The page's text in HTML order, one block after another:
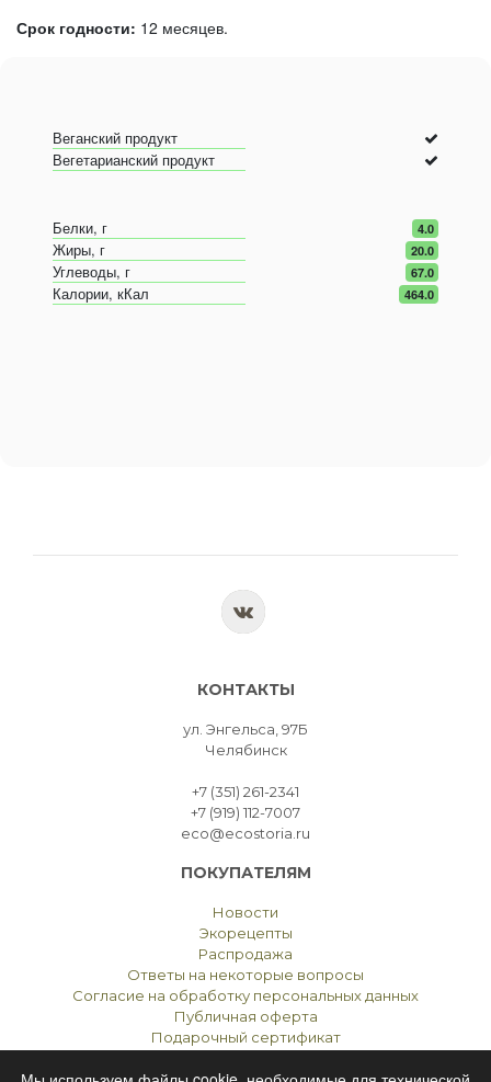
Срок годности: 12 месяцев.
Веганский продукт
Вегетарианский продукт
Белки, г 4.0
Жиры, г 20.0
Углеводы, г 67.0
Калории, кКал 464.0
КОНТАКТЫ
ул. Энгельса, 97Б
Челябинск
+7 (351) 261-2341
+7 (919) 112-7007
eco@ecostoria.ru
ПОКУПАТЕЛЯМ
Новости
Экорецепты
Распродажа
Ответы на некоторые вопросы
Согласие на обработку персональных данных
Публичная оферта
Подарочный сертификат